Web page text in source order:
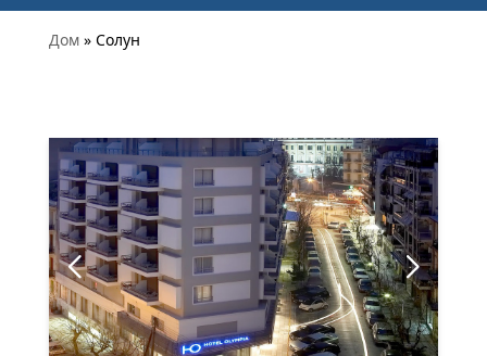
Дом » Солун